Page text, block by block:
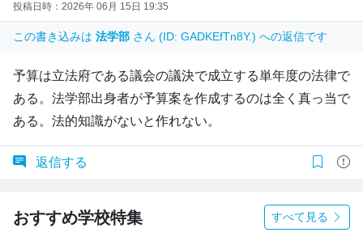
投稿日時：2026年 06月 15日 19:35
この書き込みは 法学部 さん (ID: GADKEfTn8Y.) への返信です
予算は立法府である議会の議決で成立する単年度の法律で
ある。法学部出身者が予算案を作成するのは全く真っ当で
ある。法的知識がないと作れない。
返信する
おすすめ学校特集 すべて見る